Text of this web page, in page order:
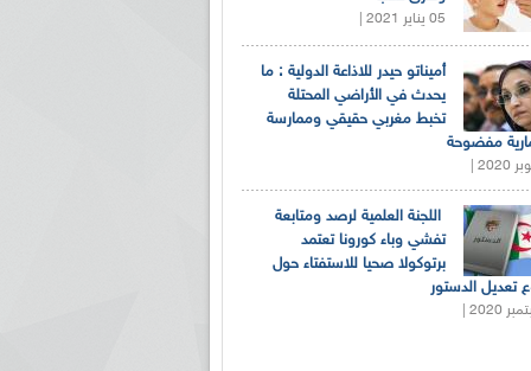
05 يناير 2021 |
أميناتو حيدر للاذاعة الدولية : ما
يحدث في الأراضي المحتلة
تخبط مغربي حقيقي وممارسة
مفضوحة
اللجنة العلمية لرصد ومتابعة
تفشي وباء كورونا تعتمد
برتوكولا صحيا للاستفتاء حول
تعديل الدستور